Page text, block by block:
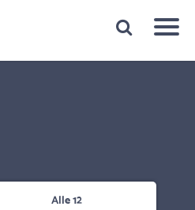
1e gesprek binnen 1 minuut
Alle 12